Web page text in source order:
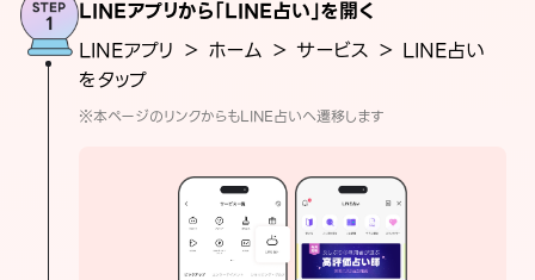
LINEアプリから「LINE占い」を開く
LINEアプリ ＞ ホーム ＞ サービス ＞ LINE占い
をタップ
※本ページのリンクからもLINE占いへ遷移します